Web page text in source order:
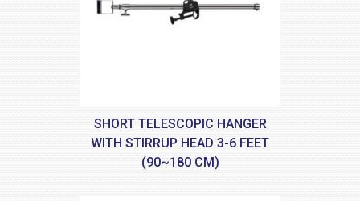
SHORT TELESCOPIC HANGER
WITH STIRRUP HEAD 3-6 FEET
(90~180 CM)